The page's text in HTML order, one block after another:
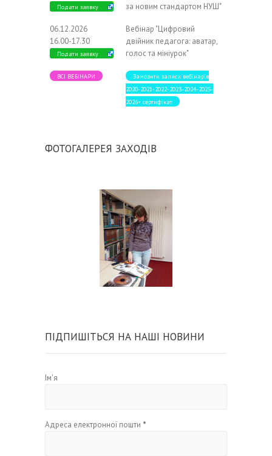
Подати заявку
за новим стандартом НУШ"
06.12.2026
16.00-17.30
Подати заявку
Вебінар "Цифровий
двійник педагога: аватар,
голос та мініурок"
ВСІ ВЕБІНАРИ
Замовити записи вебінарів
2020-2021-2022-2023-2024-2025-
2026+ сертифікат
ФОТОГАЛЕРЕЯ ЗАХОДІВ
ПІДПИШІТЬСЯ НА НАШІ НОВИНИ
Ім'я
Адреса електронної пошти *